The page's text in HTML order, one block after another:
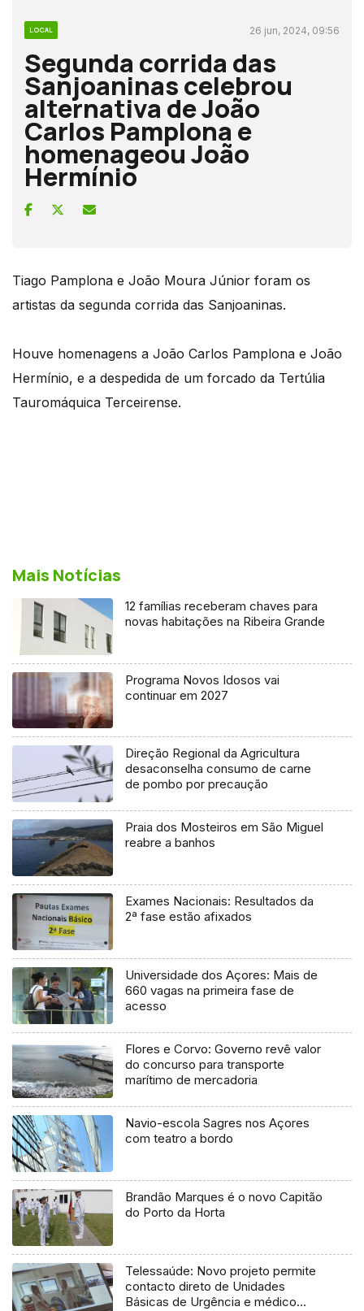
LOCAL 26 jun, 2024, 09:56
Segunda corrida das
Sanjoaninas celebrou
alternativa de João
Carlos Pamplona e
homenageou João
Hermínio
Tiago Pamplona e João Moura Júnior foram os
artistas da segunda corrida das Sanjoaninas.
Houve homenagens a João Carlos Pamplona e João
Hermínio, e a despedida de um forcado da Tertúlia
Tauromáquica Terceirense.
Mais Notícias
12 famílias receberam chaves para
novas habitações na Ribeira Grande
Programa Novos Idosos vai
continuar em 2027
Direção Regional da Agricultura
desaconselha consumo de carne
de pombo por precaução
Praia dos Mosteiros em São Miguel
reabre a banhos
Exames Nacionais: Resultados da
2ª fase estão afixados
Universidade dos Açores: Mais de
660 vagas na primeira fase de
acesso
Flores e Corvo: Governo revê valor
do concurso para transporte
marítimo de mercadoria
Navio-escola Sagres nos Açores
com teatro a bordo
Brandão Marques é o novo Capitão
do Porto da Horta
Telessaúde: Novo projeto permite
contacto direto de Unidades
Básicas de Urgência e médico